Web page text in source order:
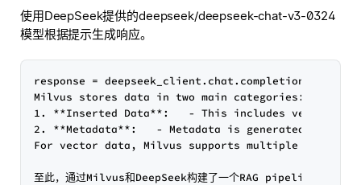
使用DeepSeek提供的deepseek/deepseek-chat-v3-0324
模型根据提示生成响应。
response =
Milvus stores data in two main categories:
1. **Inserted Data**:   - This includes vector data,
2. **Metadata**:   - Metadata is generated
For vector data, Milvus supports multiple types